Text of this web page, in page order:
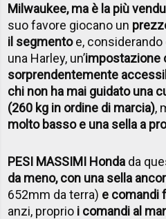
Milwaukee, ma è la più
suo favore giocano un
il segmentoe, considerando
una Harley, un’impostazione
sorprendentemente
chi non ha mai guidato una
(260 kg in ordine di marcia),
molto basso e una sella a
PESI MASSIMI Honda da
da meno, con una sella
652mm da terra) e comandi
anzi, proprio i comandi al